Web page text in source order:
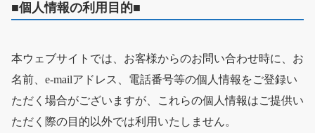
■個人情報の利用目的■
本ウェブサイトでは、お客様からのお問い合わせ時に、お
名前、e-mailアドレス、電話番号等の個人情報をご登録い
ただく場合がございますが、これらの個人情報はご提供い
ただく際の目的以外では利用いたしません。